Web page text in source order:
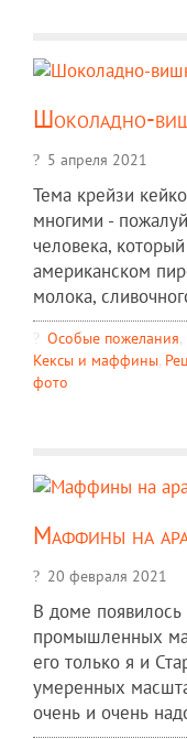
Шоколадно-
5 апреля 2021
Тема крейзи
многими -
человека,
американском
молока,
Особые пожелания,
Кексы и маффины,
фото
Маффины на
20 февраля 2021
В доме появилось
промышленных
его только я и
умеренных
очень и очень